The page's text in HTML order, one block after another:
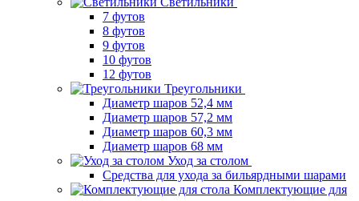
7 футов
8 футов
9 футов
10 футов
12 футов
Треугольники
Диаметр шаров 52,4 мм
Диаметр шаров 57,2 мм
Диаметр шаров 60,3 мм
Диаметр шаров 68 мм
Уход за столом
Средства для ухода за бильярдными шарами
Комплектующие для